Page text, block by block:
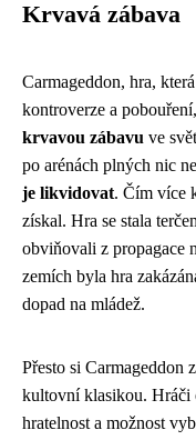
Krvavá zábava
Carmageddon, hra,
kontroverze a
krvavou zábavu ve
po arénách plných nic
je likvidovat. Čím více
získal. Hra se stala
obviňovali z propagace
zemích byla hra
dopad na mládež.
Přesto si Carmageddon
kultovní klasikou. Hráči
hratelnost a možnost